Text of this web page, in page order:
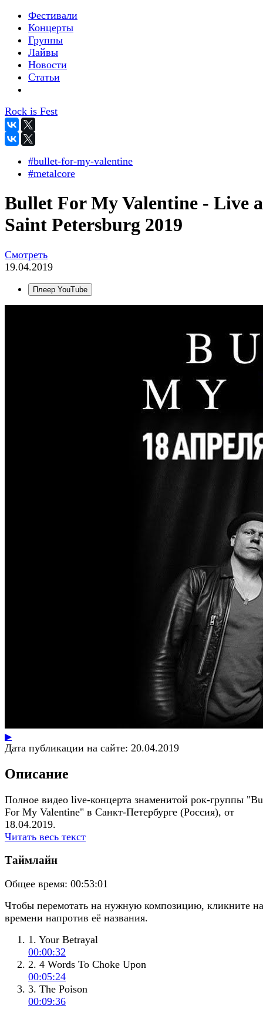
Фестивали
Концерты
Группы
Лайвы
Новости
Статьи
Rock is Fest
#bullet-for-my-valentine
#metalcore
Bullet For My Valentine - Live
Saint Petersburg 2019
Смотреть
19.04.2019
Плеер YouTube
▶
Дата публикации на сайте: 20.04.2019
Описание
Полное видео live-концерта знаменитой рок-группы
For My Valentine" в Санкт-Петербурге (Россия), от
18.04.2019.
Читать весь текст
Таймлайн
Общее время: 00:53:01
Чтобы перемотать на нужную композицию, кликните на
времени напротив её названия.
1. Your Betrayal
00:00:32
2. 4 Words To Choke Upon
00:05:24
3. The Poison
00:09:36